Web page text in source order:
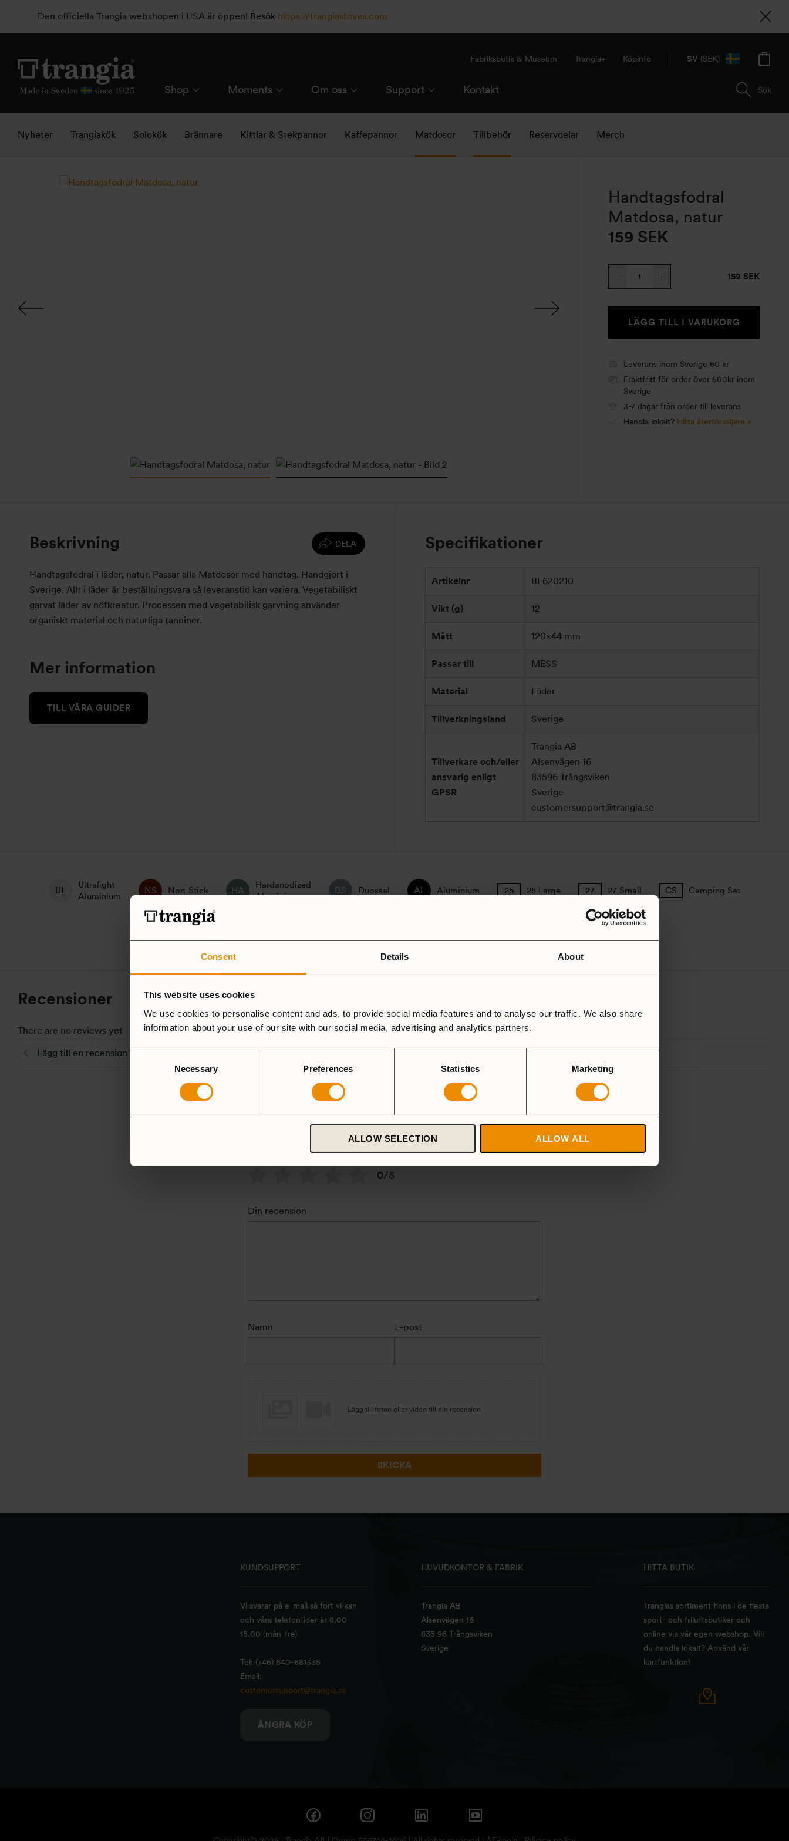
Consent Details About
This website uses cookies
We use cookies to personalise content and ads, to provide social media features and to analyse our traffic. We also share
information about your use of our site with our social media, advertising and analytics partners.
Necessary Preferences Statistics Marketing
ALLOW SELECTION ALLOW ALL
Den officiella Trangia webshopen i USA är öppen! Besök https://trangiastoves.com
Shop Moments Om oss Support Kontakt Sök
Fabriksbutik & Museum Trangia+ Köpinfo SV (SEK)
Nyheter Trangiakök Solokök Brännare Kittlar & Stekpannor Kaffepannor Matdosor Tillbehör Reservdelar Merch
Handtagsfodral
Matdosa, natur
159 SEK
Handtagsfodral
Matdosa,
mängd
159 SEK
LÄGG TILL I VARUKORG
Leverans inom Sverige 60 kr
Fraktfritt för order över 500kr inom
Sverige
3-7 dagar från order till leverans
Handla lokalt? Hitta återförsäljare »
DELA
Beskrivning
Handtagsfodral i läder, natur. Passar alla Matdosor med handtag. Handgjort i
Sverige. Allt i läder är beställningsvara så leveranstid kan variera. Vegetabiliskt
garvat läder av nötkreatur. Processen med vegetabilisk garvning använder
organiskt material och naturliga tanniner.
Mer information
TILL VÅRA GUIDER
Specifikationer
Artikelnr BF620210
Vikt (g) 12
Mått 120×44 mm
Passar till MESS
Material Läder
Tillverkningsland Sverige
Tillverkare och/eller
ansvarig enligt
GPSR
Trangia AB
Alsenvägen 16
83596 Trångsviken
Sverige
customersupport@trangia.se
Ultralight
Aluminium
Non-Stick
Hardanodized
Aluminium
Duossal Aluminium 25 Large 27 Small Camping Set
Recensioner
There are no reviews yet
Lägg till en recension
Handtagsfodral Matdosa,
0/5
Din recension
Namn E-post
Lägg till foton eller video till din recension
SKICKA
KUNDSUPPORT
Vi svarar på e-mail så fort vi kan
och våra telefontider är 8.00-
15.00 (mån-fre)
Tel: (+46) 640-681335
Email:
customersupport@trangia.se
ÅNGRA KÖP
HUVUDKONTOR & FABRIK
Trangia AB
Alsenvägen 16
835 96 Trångsviken
Sverige
HITTA BUTIK
Trangias sortiment finns i de flesta
sport- och friluftsbutiker och
online via vår egen webshop. Vill
du handla lokalt? Använd vår
kartfunktion!